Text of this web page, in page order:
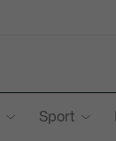
Sport